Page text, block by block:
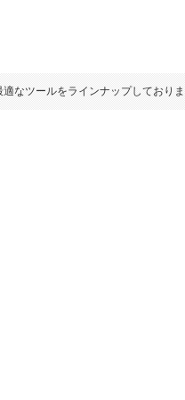
なツールをラインナップしており